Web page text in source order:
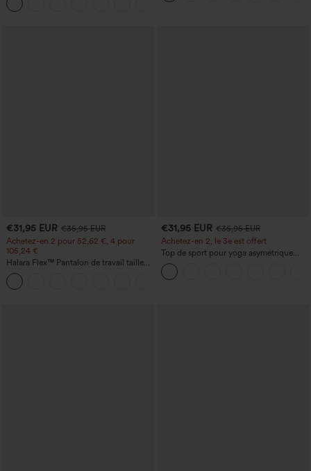
€31,95 EUR €35,95 EUR
Achetez-en 2 pour 52,62 €, 4 pour
105,24 €
Halara Flex™ Pantalon de travail taille
haute sculptant la silhouette, gainant la
taille, avec poches, jambe large en
micro-gaufre
€31,95 EUR €35,95 EUR
Achetez-en 2, le 3e est offert
Top de sport pour yoga asymétrique
(une épaule) à manches longues avec
ouverture pour le pouce, ourlet arrondi
haut-bas, séchage rapide, soutien-gorge